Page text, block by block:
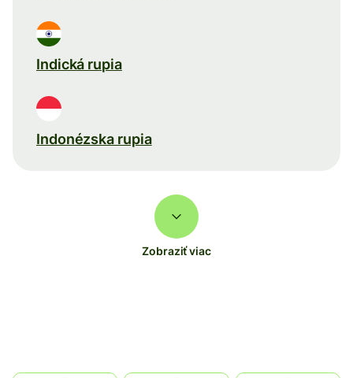
Indická rupia
Indonézska rupia
Zobraziť viac